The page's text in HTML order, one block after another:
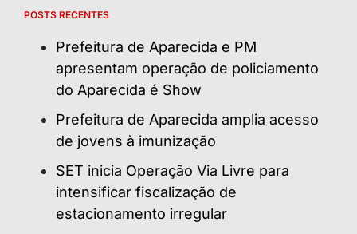
POSTS RECENTES
Prefeitura de Aparecida e PM
apresentam operação de policiamento
do Aparecida é Show
Prefeitura de Aparecida amplia acesso
de jovens à imunização
SET inicia Operação Via Livre para
intensificar fiscalização de
estacionamento irregular